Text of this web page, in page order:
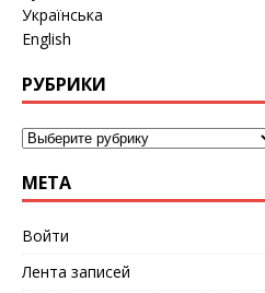
Українська
English
РУБРИКИ
МЕТА
Войти
Лента записей